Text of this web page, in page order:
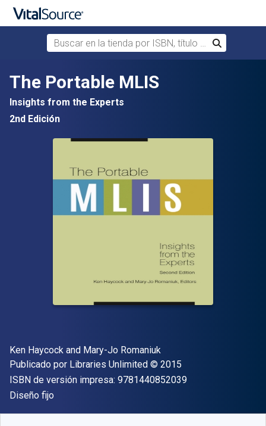
Saltar al contenido principal
Buscar en la tienda por ISBN, título o autor
Buscar
The Portable MLIS
Insights from the Experts
2nd Edición
Autor(es)
Ken Haycock and Mary-Jo Romaniuk
Editorial
Publicado por Libraries Unlimited Copyright
© 2015
ISBN de versión impresa: 9781440852039"ISBN-13
Formato
Diseño fijo